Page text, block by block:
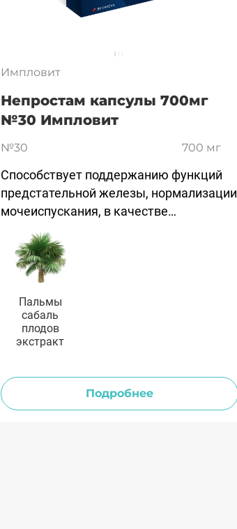
Импловит
Непростам капсулы 700мг
№30 Импловит
№30 700 мг
Способствует поддержанию функций
предстательной железы, нормализации
мочеиспускания, в качестве
общеукрепляющего средства для
мужчин, ведущих малоподвижный
образ жизни.
Пальмы
сабаль
плодов
экстракт
Подробнее